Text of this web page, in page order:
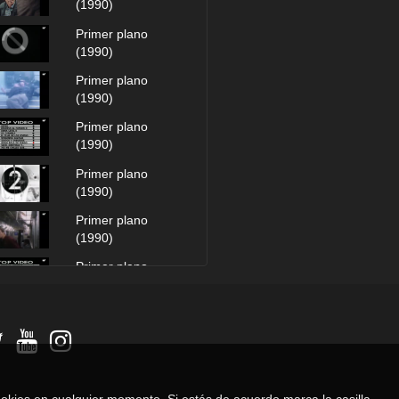
(1990)
Primer plano
(1990)
Primer plano
(1990)
Primer plano
(1990)
Primer plano
(1990)
Primer plano
(1990)
Primer plano